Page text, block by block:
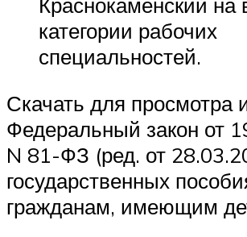
категории рабочих
специальностей.
Скачать для просмотра
Федеральный закон от
N 81-ФЗ (ред. от
государственных
гражданам, имеющим